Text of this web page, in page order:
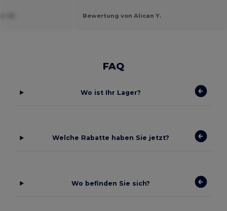
Bewertung von Alican Y.
FAQ
Wo ist Ihr Lager?
Welche Rabatte haben Sie jetzt?
Wo befinden Sie sich?